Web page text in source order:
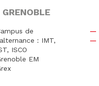
de
: IMT,
ISCO
EM